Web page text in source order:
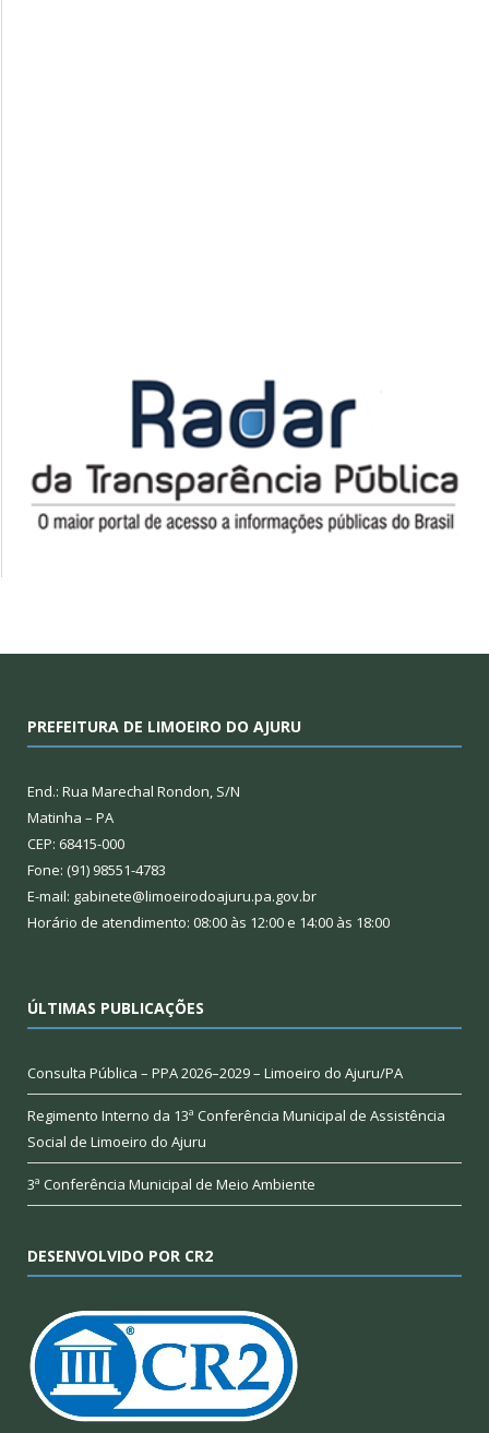
PREFEITURA DE LIMOEIRO DO AJURU
End.: Rua Marechal Rondon, S/N
Matinha – PA
CEP: 68415-000
Fone: (91) 98551-4783
E-mail: gabinete@limoeirodoajuru.pa.gov.br
Horário de atendimento: 08:00 às 12:00 e 14:00 às 18:00
ÚLTIMAS PUBLICAÇÕES
Consulta Pública – PPA 2026–2029 – Limoeiro do Ajuru/PA
Regimento Interno da 13ª Conferência Municipal de Assistência
Social de Limoeiro do Ajuru
3ª Conferência Municipal de Meio Ambiente
DESENVOLVIDO POR CR2